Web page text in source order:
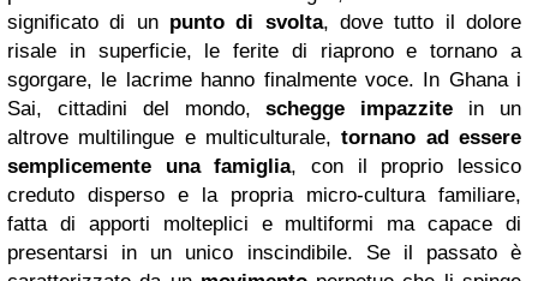
significato di un punto di svolta, dove tutto il dolore
risale in superficie, le ferite di riaprono e tornano a
sgorgare, le lacrime hanno finalmente voce. In Ghana i
Sai, cittadini del mondo,schegge impazzite in un
altrove multilingue e multiculturale,tornano ad essere
semplicemente una famiglia, con il proprio lessico
creduto disperso e la propria micro-cultura familiare,
fatta di apporti molteplici e multiformi ma capace di
presentarsi in un unico inscindibile. Se il passato è